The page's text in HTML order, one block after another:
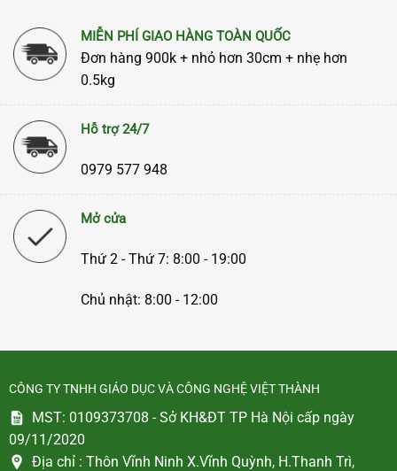
MIỄN PHÍ GIAO HÀNG TOÀN QUỐC
Đơn hàng 900k + nhỏ hơn 30cm + nhẹ hơn
0.5kg
Hỗ trợ 24/7
0979 577 948
Mở cửa
Thứ 2 - Thứ 7: 8:00 - 19:00
Chủ nhật: 8:00 - 12:00
CÔNG TY TNHH GIÁO DỤC VÀ CÔNG NGHỆ VIỆT THÀNH
MST: 0109373708 - Sở KH&ĐT TP Hà Nội cấp ngày
09/11/2020
Địa chỉ : Thôn Vĩnh Ninh X.Vĩnh Quỳnh, H.Thanh Trì,